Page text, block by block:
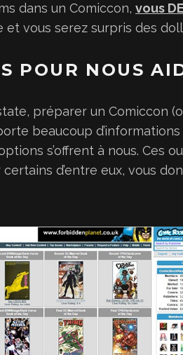
dans un Comiccon, vous
et vous serez surpris des
POUR NOUS
préparer un Comiccon
beaucoup
s’offrent à nous. Ces
d’entre eux, vous